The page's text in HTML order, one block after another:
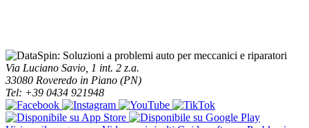
Via Luciano Savio, 1 int. 2 z.a.
33080 Roveredo in Piano (PN)
Tel: +39 0434 921948